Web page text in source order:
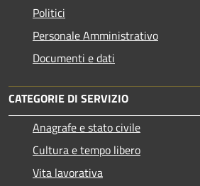
Politici
Personale Amministrativo
Documenti e dati
CATEGORIE DI SERVIZIO
Anagrafe e stato civile
Cultura e tempo libero
Vita lavorativa